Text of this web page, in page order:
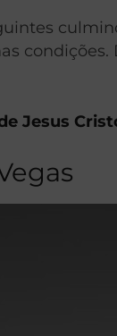
Jesus